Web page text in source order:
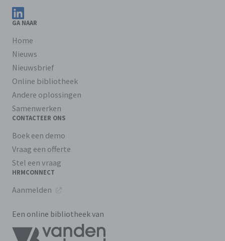
Volg ons op LinkedIn
GA NAAR
Home
Nieuws
Nieuwsbrief
Online bibliotheek
Andere oplossingen
Samenwerken
CONTACTEER ONS
Boek een demo
Vraag een offerte
Stel een vraag
HRMCONNECT
Aanmelden
Een online bibliotheek van